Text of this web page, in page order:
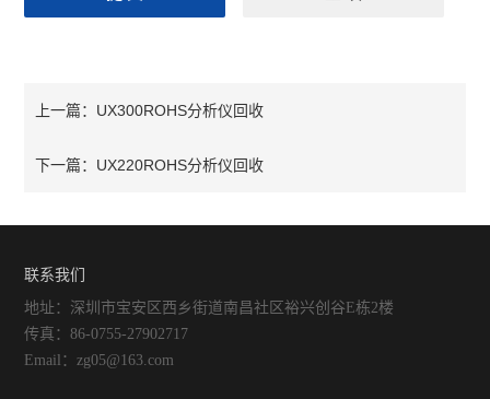
上一篇： UX300ROHS分析仪回收
下一篇： UX220ROHS分析仪回收
联系我们
地址：深圳市宝安区西乡街道南昌社区裕兴创谷E栋2楼
传真：86-0755-27902717
Email：zg05@163.com